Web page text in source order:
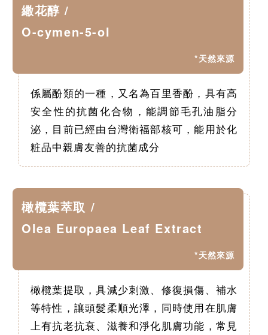
繖花醇 /
O-cymen-5-ol
*天然來源
係屬酚類的一種，又名為百里香酚，具有高
安全性的抗菌化合物，能調節毛孔油脂分
泌，目前已經由台灣衛福部核可，能用於化
粧品中親膚友善的抗菌成分
橄欖葉萃取 /
Olea Europaea Leaf Extract
*天然來源
橄欖葉提取，具減少刺激、修復損傷、補水
等特性，讓頭髮柔順光澤，同時使用在肌膚
上有抗老抗衰、滋養和淨化肌膚功能，常見